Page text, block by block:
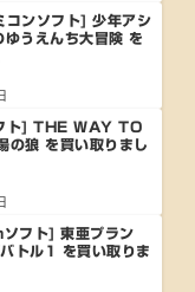
コンソフト] 少年アシ
ゆうえんち大冒険 を
ト] THE WAY TO
狼 を買い取りまし
フト] 東亜プラン
トル1 を買い取りま